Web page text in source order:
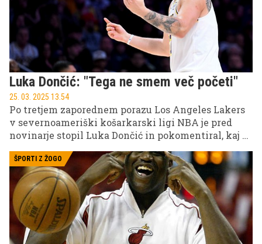
Luka Dončić: "Tega ne smem več početi"
25. 03. 2025 13.54
Po tretjem zaporednem porazu Los Angeles Lakers
v severnoameriški košarkarski ligi NBA je pred
novinarje stopil Luka Dončić in pokomentiral, kaj se
ŠPORTI Z ŽOGO